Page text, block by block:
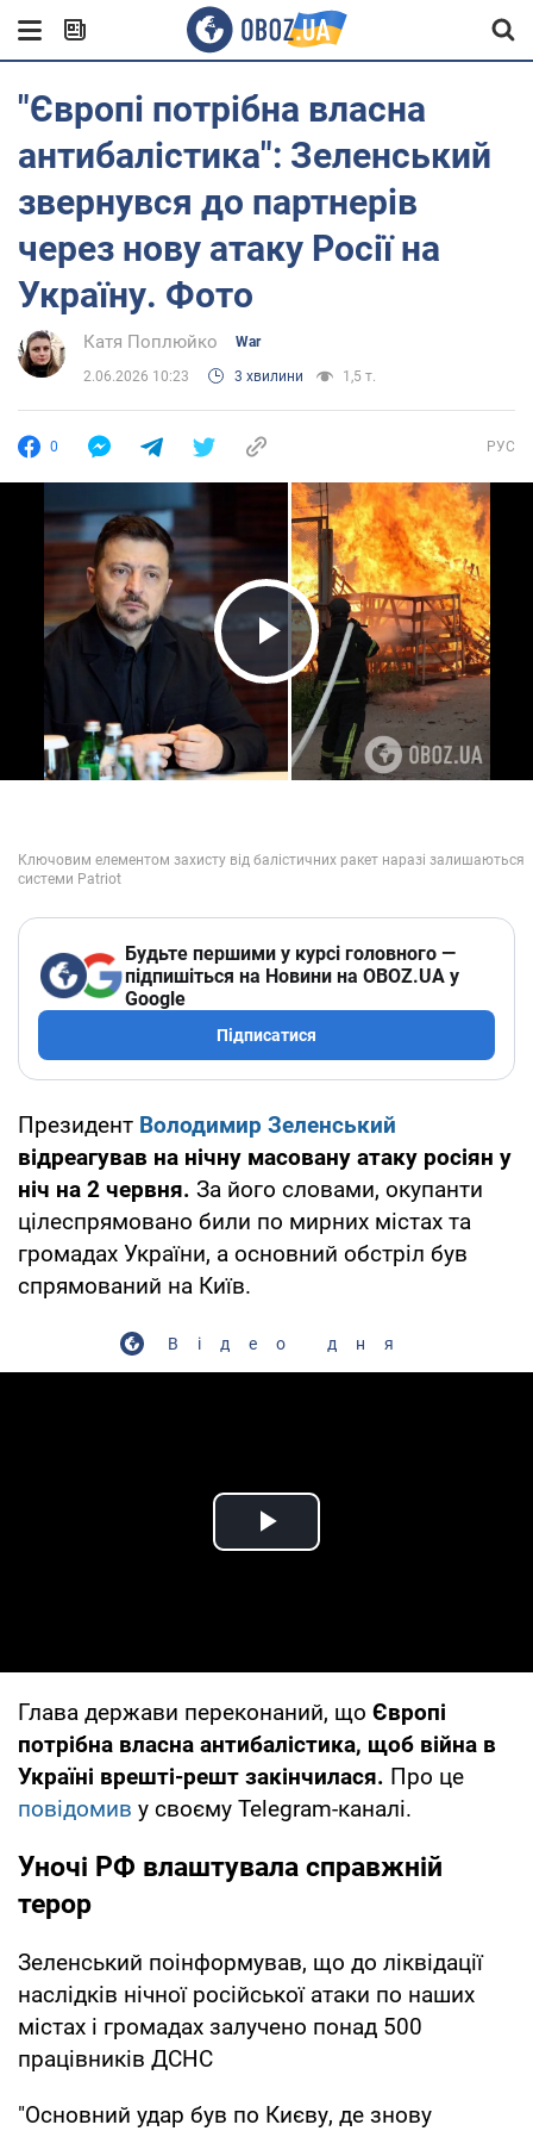
"Європі потрібна власна
антибалістика": Зеленський
звернувся до партнерів
через нову атаку Росії на
Україну. Фото
Катя Поплюйко War
2.06.2026 10:23 3 хвилини 1,5 т.
0 РУС
Play Video
Будьте першими у курсі головного —
підпишіться на Новини на OBOZ.UA у
Google
Підписатися
Президент Володимир Зеленський
відреагував на нічну масовану атаку росіян у
ніч на 2 червня. За його словами, окупанти
цілеспрямовано били по мирних містах та
громадах України, а основний обстріл був
спрямований на Київ.
Відео дня
Play Video
Глава держави переконаний, що Європі
потрібна власна антибалістика, щоб війна в
Україні врешті-решт закінчилася. Про це
повідомив у своєму Telegram-каналі.
Уночі РФ влаштувала справжній
терор
Зеленський поінформував, що до ліквідації
наслідків нічної російської атаки по наших
містах і громадах залучено понад 500
працівників ДСНС
"Основний удар був по Києву, де знову